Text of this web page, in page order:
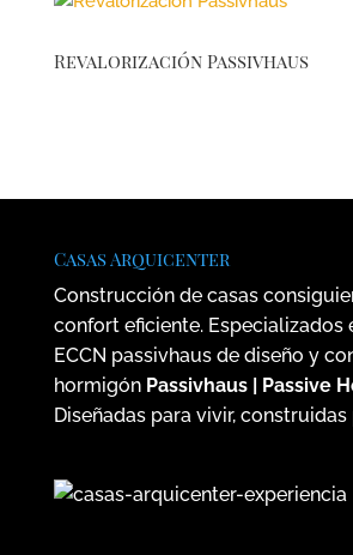
Revalorización Passivhaus
Casas Arquicenter
Construcción de casas
confort eficiente. Especializados
ECCN passivhaus de diseño y
hormigón Passivhaus | Passive
Diseñadas para vivir, construidas